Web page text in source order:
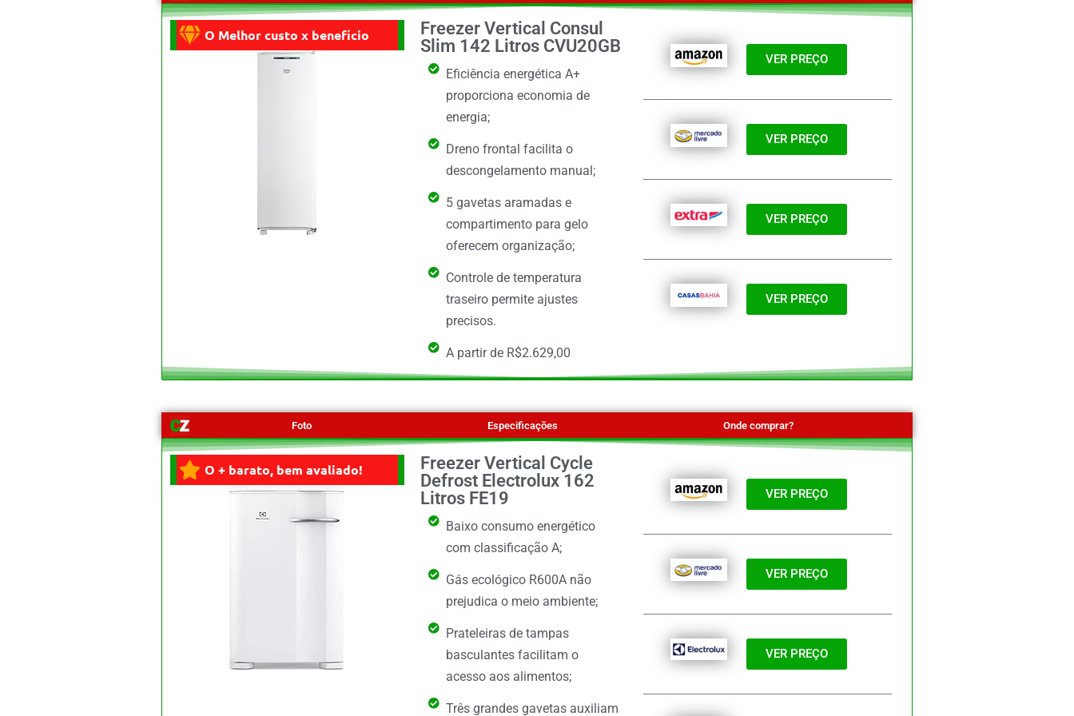
O Melhor custo x benefício
Freezer Vertical Consul
Slim 142 Litros CVU20GB
Eficiência energética A+
proporciona economia de
energia;
Dreno frontal facilita o
descongelamento manual;
5 gavetas aramadas e
compartimento para gelo
oferecem organização;
Controle de temperatura
traseiro permite ajustes
precisos.
A partir de R$2.629,00
VER PREÇO
VER PREÇO
VER PREÇO
VER PREÇO
Foto Especificações Onde comprar?
O + barato, bem avaliado!
Freezer Vertical Cycle
Defrost Electrolux 162
Litros FE19
Baixo consumo energético
com classificação A;
Gás ecológico R600A não
prejudica o meio ambiente;
Prateleiras de tampas
basculantes facilitam o
acesso aos alimentos;
Três grandes gavetas auxiliam
VER PREÇO
VER PREÇO
VER PREÇO